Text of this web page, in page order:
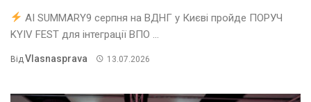
AI SUMMARY9 серпня на ВДНГ у Києві пройде ПОРУЧ
KYIV FEST для інтеграції ВПО ...
Від Vlasnasprava 13.07.2026